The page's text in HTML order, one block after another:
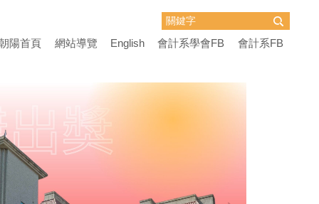
陽首頁 網站導覽 English 會計系學會FB 會計系FB